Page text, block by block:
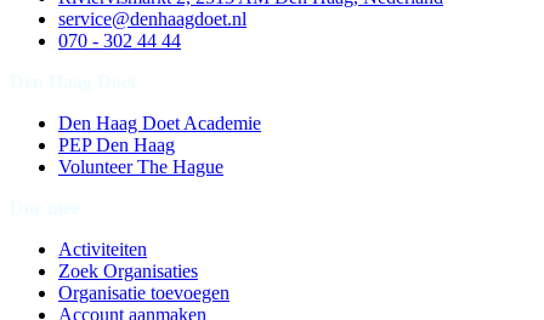
service@denhaagdoet.nl
070 - 302 44 44
Den Haag Doet Academie
PEP Den Haag
Volunteer The Hague
Activiteiten
Zoek Organisaties
Organisatie toevoegen
Account aanmaken